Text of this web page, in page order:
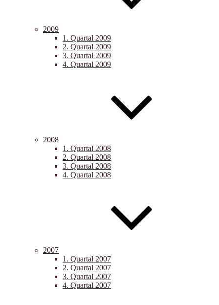
2009
1. Quartal 2009
2. Quartal 2009
3. Quartal 2009
4. Quartal 2009
2008
1. Quartal 2008
2. Quartal 2008
3. Quartal 2008
4. Quartal 2008
2007
1. Quartal 2007
2. Quartal 2007
3. Quartal 2007
4. Quartal 2007